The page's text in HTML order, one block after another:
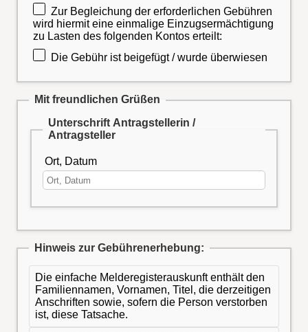
Zur Begleichung der erforderlichen Gebühren
wird hiermit eine einmalige Einzugsermächtigung
zu Lasten des folgenden Kontos erteilt:
Die Gebühr ist beigefügt / wurde überwiesen
Mit freundlichen Grüßen
Unterschrift Antragstellerin /
Antragsteller
Ort, Datum
Hinweis zur Gebührenerhebung:
Die einfache Melderegisterauskunft enthält den
Familiennamen, Vornamen, Titel, die derzeitigen
Anschriften sowie, sofern die Person verstorben
ist, diese Tatsache.